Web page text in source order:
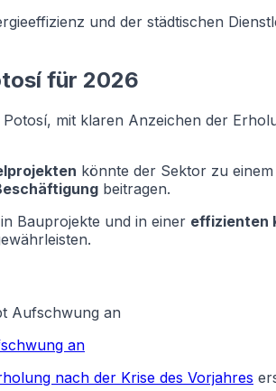
und der städtischen
für 2026
Potosí, mit klaren Anzeichen der
könnte der Sektor zu
beitragen.
in Bauprojekte und in einer effizienten
Aufschwung an
an
nach der Krise des Vorjahres